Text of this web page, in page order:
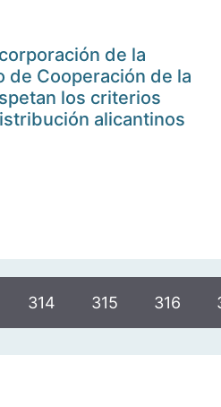
de la
de Cooperación de la
los criterios
alicantinos
314 315 316